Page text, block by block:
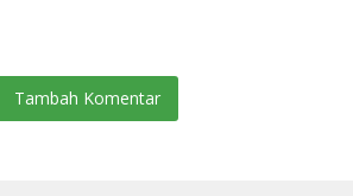
Tambah Komentar